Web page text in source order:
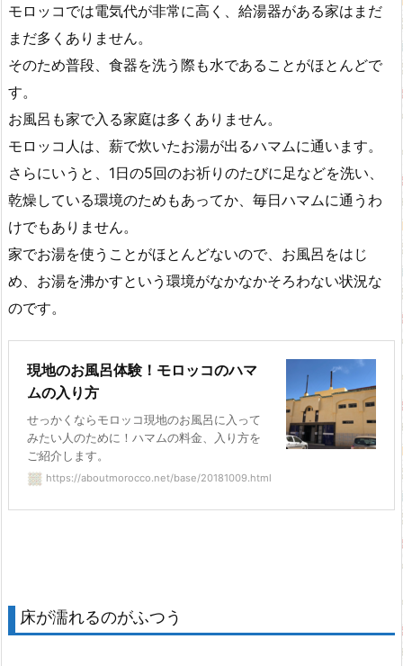
モロッコでは電気代が非常に高く、給湯器がある家はまだ
まだ多くありません。
そのため普段、食器を洗う際も水であることがほとんどで
す。
お風呂も家で入る家庭は多くありません。
モロッコ人は、薪で炊いたお湯が出るハマムに通います。
さらにいうと、1日の5回のお祈りのたびに足などを洗い、
乾燥している環境のためもあってか、毎日ハマムに通うわ
けでもありません。
家でお湯を使うことがほとんどないので、お風呂をはじ
め、お湯を沸かすという環境がなかなかそろわない状況な
のです。
現地のお風呂体験！モロッコのハマ
ムの入り方
せっかくならモロッコ現地のお風呂に入って
みたい人のために！ハマムの料金、入り方を
ご紹介します。
https://aboutmorocco.net/base/20181009.html
床が濡れるのがふつう